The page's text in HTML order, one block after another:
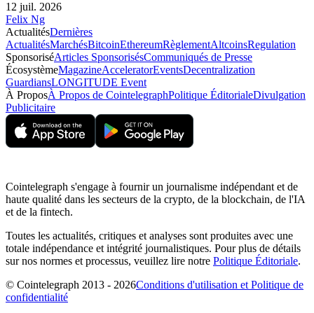
12 juil. 2026
Felix Ng
ActualitésDernières
ActualitésMarchésBitcoinEthereumRèglementAltcoinsRegulation
SponsoriséArticles SponsorisésCommuniqués de Presse
ÉcosystèmeMagazineAcceleratorEventsDecentralization
GuardiansLONGITUDE Event
À ProposÀ Propos de CointelegraphPolitique ÉditorialeDivulgation
Publicitaire
Cointelegraph s'engage à fournir un journalisme indépendant et de
haute qualité dans les secteurs de la crypto, de la blockchain, de l'IA
et de la fintech.
Toutes les actualités, critiques et analyses sont produites avec une
totale indépendance et intégrité journalistiques. Pour plus de détails
sur nos normes et processus, veuillez lire notre Politique Éditoriale.
© Cointelegraph 2013 - 2026Conditions d'utilisation et Politique de
confidentialité